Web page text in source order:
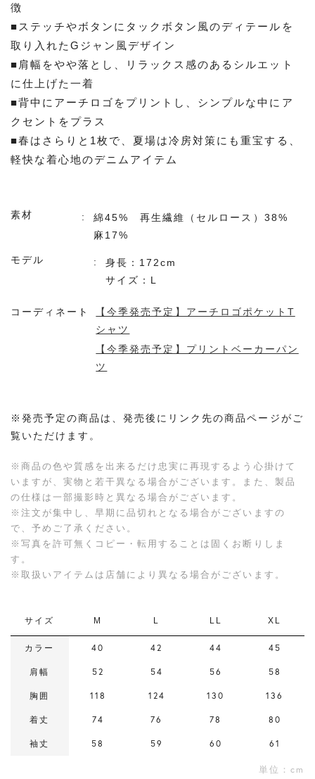
徴
■ステッチやボタンにタックボタン風のディテールを
取り入れたGジャン風デザイン
■肩幅をやや落とし、リラックス感のあるシルエット
に仕上げた一着
■背中にアーチロゴをプリントし、シンプルな中にア
クセントをプラス
■春はさらりと1枚で、夏場は冷房対策にも重宝する、
軽快な着心地のデニムアイテム
素材
綿45% 再生繊維（セルロース）38%
麻17%
モデル
身長：172cm
サイズ：L
コーディネート
【今季発売予定】アーチロゴポケットT
シャツ
【今季発売予定】プリントベーカーパン
ツ
※発売予定の商品は、発売後にリンク先の商品ページがご
覧いただけます。
※商品の色や質感を出来るだけ忠実に再現するよう心掛けて
いますが、実物と若干異なる場合がございます。また、製品
の仕様は一部撮影時と異なる場合がございます。
※注文が集中し、早期に品切れとなる場合がございますの
で、予めご了承ください。
※写真を許可無くコピー・転用することは固くお断りしま
す。
※取扱いアイテムは店舗により異なる場合がございます。
サイズ M L LL XL
カラー 40 42 44 45
肩幅 52 54 56 58
胸囲 118 124 130 136
着丈 74 76 78 80
袖丈 58 59 60 61
単位：cm